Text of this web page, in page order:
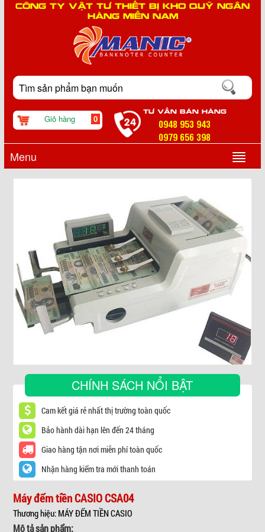
CÔNG TY VẬT TƯ THIẾT BỊ KHO QUỸ NGÂN
HÀNG MIỀN NAM
Giỏ hàng 0
TƯ VẤN BÁN HÀNG
0948 953 943
0979 656 398
Menu
▼
▼
CHÍNH SÁCH NỔI BẬT
Cam kết giá rẻ nhất thị trường toàn quốc
Bảo hành dài hạn lên đến 24 tháng
Giao hàng tận nơi miễn phí toàn quốc
Nhận hàng kiểm tra mới thanh toán
Máy đếm tiền CASIO CSA04
Thương hiệu: MÁY ĐẾM TIỀN CASIO
Mô tả sản phẩm: